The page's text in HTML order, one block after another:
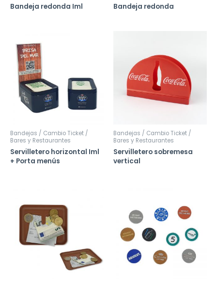
Bandeja redonda Iml Bandeja redonda
Bandejas / Cambio Ticket /
Bares y Restaurantes
Servilletero horizontal Iml
+ Porta menús
Bandejas / Cambio Ticket /
Bares y Restaurantes
Servilletero sobremesa
vertical